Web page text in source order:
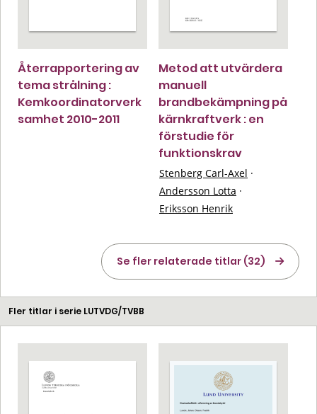
Återrapportering av
tema strålning :
Kemkoordinatorverk
samhet 2010-2011
Metod att utvärdera
manuell
brandbekämpning på
kärnkraftverk : en
förstudie för
funktionskrav
Stenberg Carl-Axel ·
Andersson Lotta ·
Eriksson Henrik
Se fler relaterade titlar (32)
Fler titlar i serie LUTVDG/TVBB